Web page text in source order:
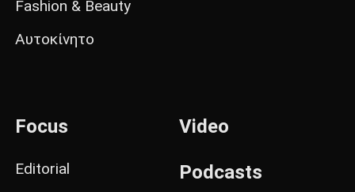
Fashion & Beauty
Αυτοκίνητο
Focus
Editorial
Video
Podcasts